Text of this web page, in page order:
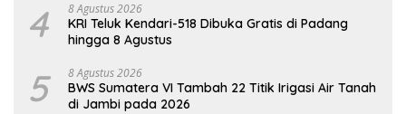
4 8 Agustus 2026
KRI Teluk Kendari-518 Dibuka Gratis di Padang
hingga 8 Agustus
5 8 Agustus 2026
BWS Sumatera VI Tambah 22 Titik Irigasi Air Tanah
di Jambi pada 2026